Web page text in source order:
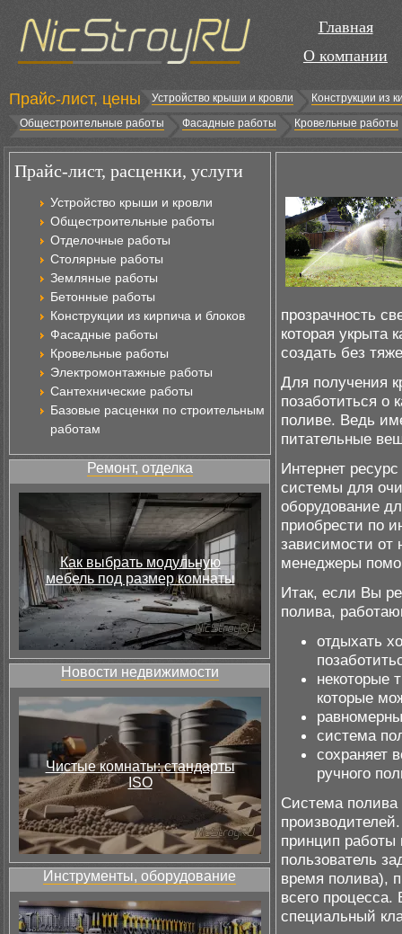
Главная
О компании
Прайс-лист, цены Устройство крыши и кровли
Конструкции из
Общестроительные работы
Фасадные работы Кровельные работы
Прайс-лист, расценки, услуги
Устройство крыши и кровли
Общестроительные работы
Отделочные работы
Столярные работы
Земляные работы
Бетонные работы
Конструкции из кирпича и блоков
Фасадные работы
Кровельные работы
Электромонтажные работы
Сантехнические работы
Базовые расценки по строительным
работам
Ремонт, отделка
Как выбрать модульную
мебель под размер комнаты
Новости недвижимости
Чистые комнаты: стандарты
ISO
Инструменты, оборудование
прозрачность
которая укрыта
создать без
Для получения
позаботиться о
поливе. Ведь
питательные
Интернет
системы для
оборудование
приобрести по
зависимости от
менеджеры
Итак, если Вы
полива,
отдыхать
некоторые
которые
система
сохраняет
ручного
Система полива
принцип работы
пользователь
время полива),
всего процесса.
специальный